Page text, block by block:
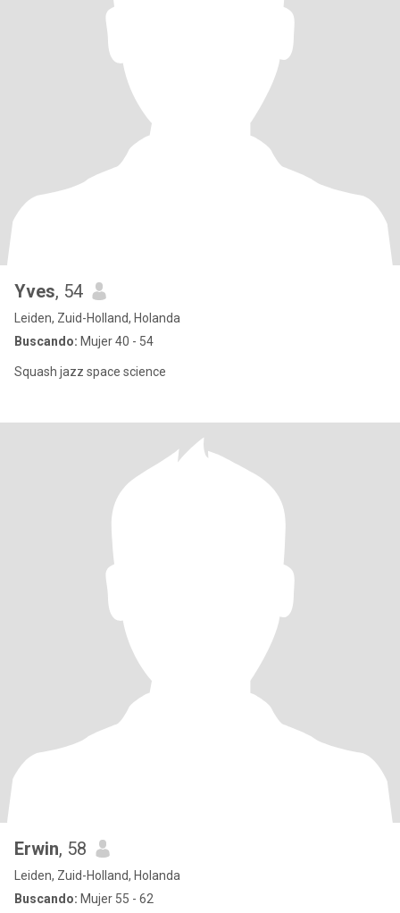
Yves, 54
Leiden, Zuid-Holland, Holanda
Buscando: Mujer 40 - 54
Squash jazz space science
Erwin, 58
Leiden, Zuid-Holland, Holanda
Buscando: Mujer 55 - 62